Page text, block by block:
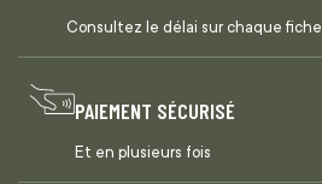
Consultez le délai sur chaque fiche
PAIEMENT SÉCURISÉ
Et en plusieurs fois